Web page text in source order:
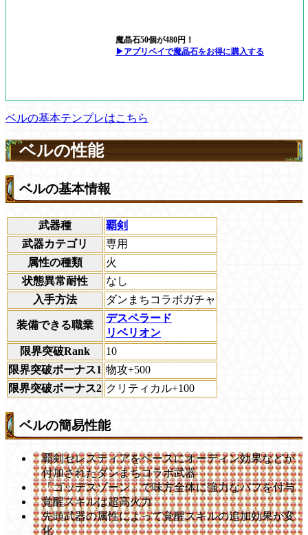
魔晶石50個が480円！
▶アプリペイで魔晶石をお得に購入する
ベルの基本テンプレはこちら
ベルの性能
ベルの基本情報
武器種
覇剣
武器カテゴリ
専用
属性の種類
火
状態異常耐性
なし
入手方法
ダンまちコラボガチャ
装備できる職業
デスペラード
リベリオン
限界突破Rank
10
限界突破ボーナス1 物攻+500
限界突破ボーナス2 クリティカル+100
ベルの簡易性能
覇剣セレスティアをベースにオーディン効果などが
付加されたダンまちコラボ武器
「ゴッデスゾーン」で味方全体に強力なバフを付与
覚醒スキルは超高火力
先頭武器の属性によって覚醒スキルの追加効果が変
化